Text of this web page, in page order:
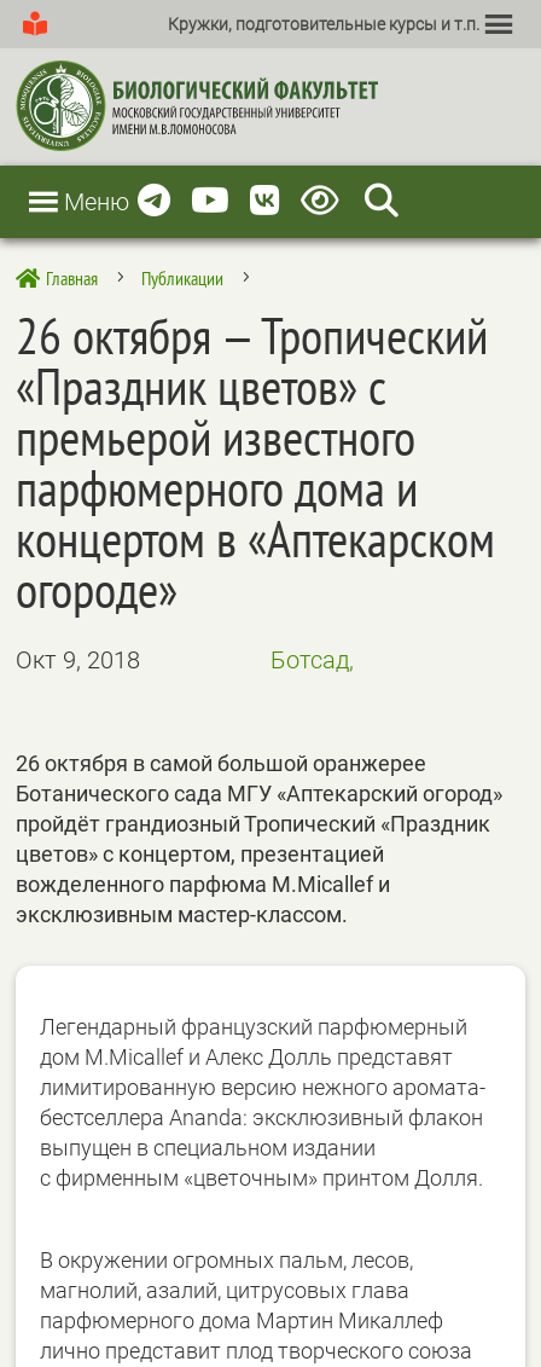
Кружки, подготовительные курсы и т.п.
Меню
 Главная 5 Публикации 5
26 октября — Тропический
«Праздник цветов» с
премьерой известного
парфюмерного дома и
концертом в «Аптекарском
огороде»
Окт 9, 2018 Ботсад,
26 октября в самой большой оранжерее
Ботанического сада МГУ «Аптекарский огород»
пройдёт грандиозный Тропический «Праздник
цветов» с концертом, презентацией
вожделенного парфюма M.Micallef и
эксклюзивным мастер-классом.
Легендарный французский парфюмерный
дом M.Micallef и Алекс Долль представят
лимитированную версию нежного аромата-
бестселлера Ananda: эксклюзивный флакон
выпущен в специальном издании
с фирменным «цветочным» принтом Долля.
В окружении огромных пальм, лесов,
магнолий, азалий, цитрусовых глава
парфюмерного дома Мартин Микаллеф
лично представит плод творческого союза